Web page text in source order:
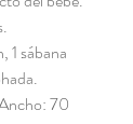
1 sábana
70